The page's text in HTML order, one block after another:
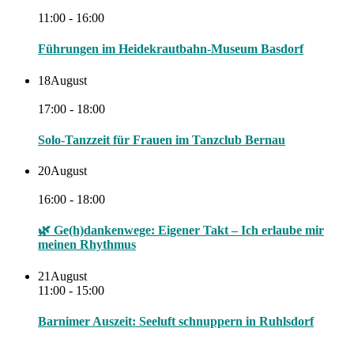
11:00 - 16:00
Führungen im Heidekrautbahn-Museum Basdorf
18August
17:00 - 18:00
Solo-Tanzzeit für Frauen im Tanzclub Bernau
20August
16:00 - 18:00
🌿 Ge(h)dankenwege: Eigener Takt – Ich erlaube mir
meinen Rhythmus
21 August
11:00 - 15:00
Barnimer Auszeit: Seeluft schnuppern in Ruhlsdorf